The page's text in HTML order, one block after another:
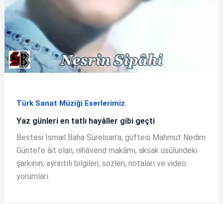
Türk Sanat Müziği Eserlerimiz
Yaz günleri en tatlı hayâller gibi geçti
Bestesi İsmail Baha Sürelsan’a, güftesi Mahmut Nedim
Güntel’e âit olan, nihâvend makâmı, aksak usûlündeki
şarkının; ayrıntılı bilgileri, sözleri, notaları ve video
yorumları.